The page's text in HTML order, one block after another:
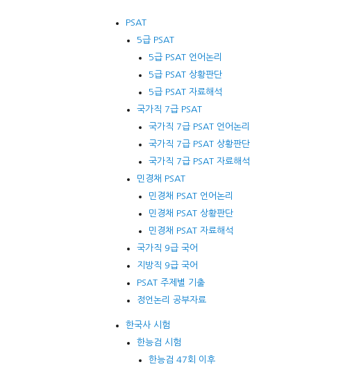
PSAT
5급 PSAT
5급 PSAT 언어논리
5급 PSAT 상황판단
5급 PSAT 자료해석
국가직 7급 PSAT
국가직 7급 PSAT 언어논리
국가직 7급 PSAT 상황판단
국가직 7급 PSAT 자료해석
민경채 PSAT
민경채 PSAT 언어논리
민경채 PSAT 상황판단
민경채 PSAT 자료해석
국가직 9급 국어
지방직 9급 국어
PSAT 주제별 기출
정언논리 공부자료
한국사 시험
한능검 시험
한능검 47회 이후